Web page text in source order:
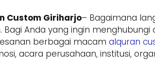
Custom Giriharjo– Bagaimana
Anda yang ingin menghubungi
berbagai macam alquran
acara perusahaan, institusi,